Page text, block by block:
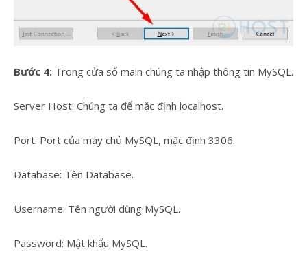
Bước 4: Trong cửa sổ main chúng ta nhập thông tin MySQL.
Server Host: Chúng ta để mặc định localhost.
Port: Port của máy chủ MySQL, mặc định 3306.
Database: Tên Database.
Username: Tên người dùng MySQL.
Password: Mật khẩu MySQL.